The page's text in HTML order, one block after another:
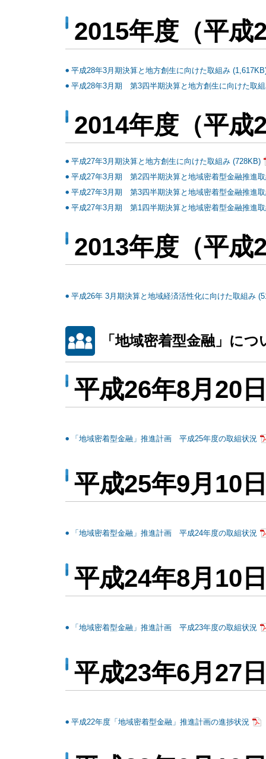
2015年度（平成
平成28年3月期決算と地方創生に向けた取組み
平成28年3月期 第3四半期決算と地方創生に向けた取
2014年度（平成
平成27年3月期決算と地方創生に向けた取組み (728KB)
平成27年3月期 第2四半期決算と地域密着型金融推進
平成27年3月期 第3四半期決算と地域密着型金融推進
平成27年3月期 第1四半期決算と地域密着型金融推進
2013年度（平成
平成26年 3月期決算と地域経済活性化に向けた取組み
「地域密着型金融」につ
平成26年8月20
「地域密着型金融」推進計画 平成25年度の取組状況
平成25年9月10
「地域密着型金融」推進計画 平成24年度の取組状況
平成24年8月10
「地域密着型金融」推進計画 平成23年度の取組状況
平成23年6月27
平成22年度「地域密着型金融」推進計画の進捗状況